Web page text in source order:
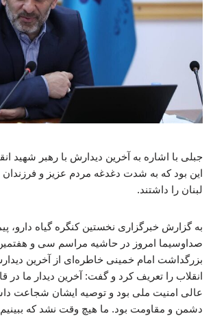
جبلی با اشاره به آخرین دیدارش با رهبر شهید
این بود که به شدت دغدغه مردم عزیز و فرزندان
لبنان را داشتند.
به گزارش خبرگزاری نخستین کنگره گیاه دارو،
صداوسیما امروز در حاشیه مراسم سی و
بزرگداشت امام خمینی خاطره‌ای از آخرین
انقلاب را تعریف کرد و گفت: آخرین دیدار ما
عالی امنیت ملی بود و توصیه ایشان شجاعت
دشمن و مقاومت بود. ما هیچ وقت نشد که